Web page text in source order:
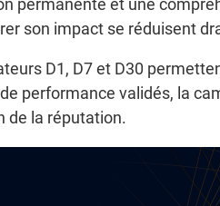
permanente et une
son impact se réduisent
D1, D7 et D30
performance validés, la
de la réputation.